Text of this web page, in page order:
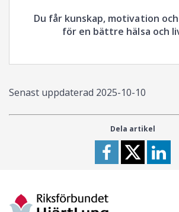
Du får kunskap, motivation
för en bättre hälsa och
Senast uppdaterad 2025-10-10
Dela artikel